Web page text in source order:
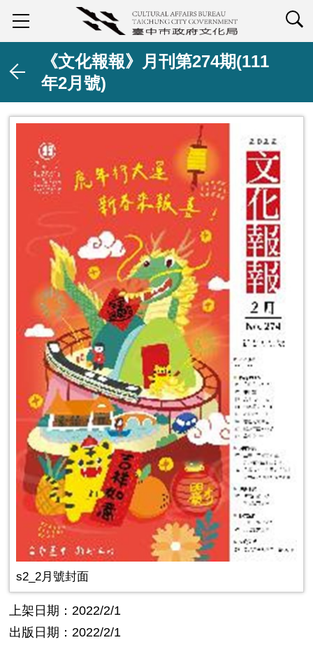
《文化報報》月刊第274期(111
年2月號)
s2_2月號封面
上架日期：2022/2/1
出版日期：2022/2/1